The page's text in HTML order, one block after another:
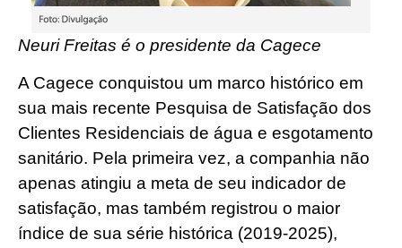
Neuri Freitas é o presidente da Cagece
A Cagece conquistou um marco histórico em
sua mais recente Pesquisa de Satisfação dos
Clientes Residenciais de água e esgotamento
sanitário. Pela primeira vez, a companhia não
apenas atingiu a meta de seu indicador de
satisfação, mas também registrou o maior
índice de sua série histórica (2019-2025),